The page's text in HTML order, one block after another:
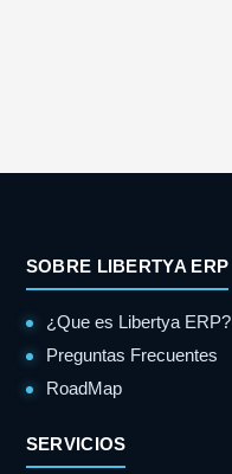
SOBRE LIBERTYA ERP
¿Que es Libertya ERP?
Preguntas Frecuentes
RoadMap
SERVICIOS